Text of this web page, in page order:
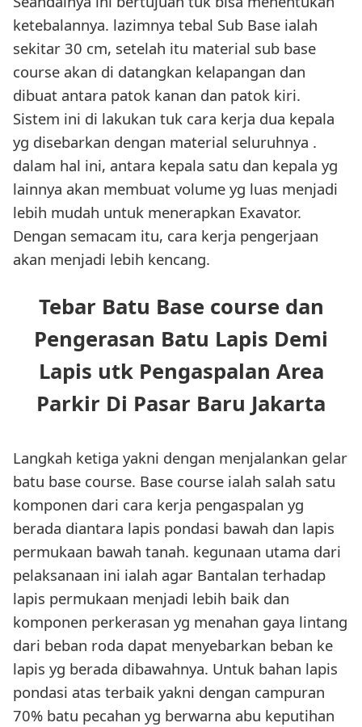
ketebalannya. lazimnya tebal Sub Base ialah
sekitar 30 cm, setelah itu material sub base
course akan di datangkan kelapangan dan
dibuat antara patok kanan dan patok kiri.
Sistem ini di lakukan tuk cara kerja dua kepala
yg disebarkan dengan material seluruhnya .
dalam hal ini, antara kepala satu dan kepala yg
lainnya akan membuat volume yg luas menjadi
lebih mudah untuk menerapkan Exavator.
Dengan semacam itu, cara kerja pengerjaan
akan menjadi lebih kencang.
Tebar Batu Base course dan
Pengerasan Batu Lapis Demi
Lapis utk Pengaspalan Area
Parkir Di Pasar Baru Jakarta
Langkah ketiga yakni dengan menjalankan gelar
batu base course. Base course ialah salah satu
komponen dari cara kerja pengaspalan yg
berada diantara lapis pondasi bawah dan lapis
permukaan bawah tanah. kegunaan utama dari
pelaksanaan ini ialah agar Bantalan terhadap
lapis permukaan menjadi lebih baik dan
komponen perkerasan yg menahan gaya lintang
dari beban roda dapat menyebarkan beban ke
lapis yg berada dibawahnya. Untuk bahan lapis
pondasi atas terbaik yakni dengan campuran
70% batu pecahan yg berwarna abu keputihan